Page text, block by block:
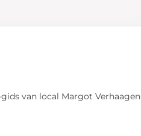
van local Margot Verhaagen